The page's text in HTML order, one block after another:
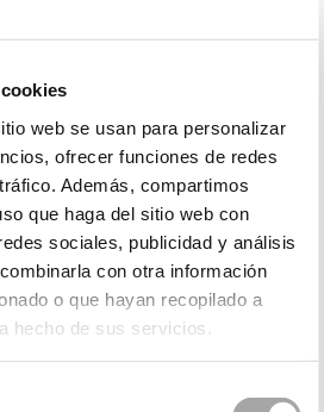
web se usan para personalizar
ofrecer funciones de redes
Además, compartimos
que haga del sitio web con
sociales, publicidad y análisis
con otra información
o que hayan recopilado a
hecho de sus servicios.